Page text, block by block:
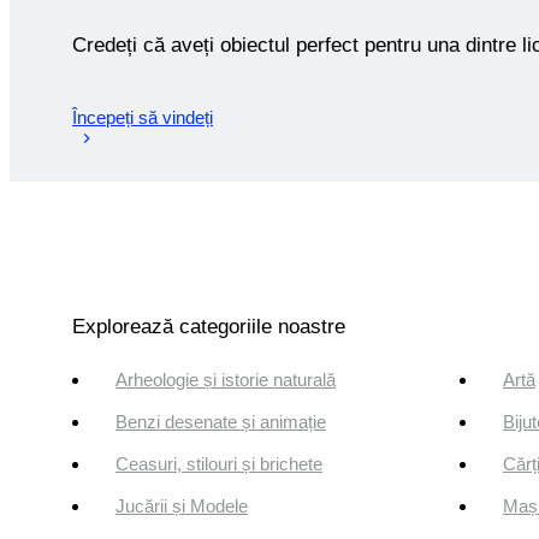
Credeți că aveți obiectul perfect pentru una dintre
Începeți să vindeți
Explorează categoriile noastre
Arheologie și istorie naturală Artă
Benzi desenate și animație
Ceasuri, stilouri și brichete
Jucării și Modele